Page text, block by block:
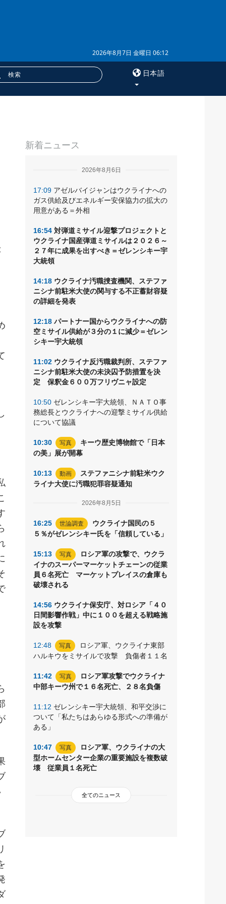
2026年8月7日 金曜日 06:12
日本語
購読
新着ニュース
2026年8月6日
17:09 アゼルバイジャンはウクライナへの
ガス供給及びエネルギー安保協力の拡大の
用意がある＝外相
16:54 対弾道ミサイル迎撃プロジェクトと
ウクライナ国産弾道ミサイルは２０２６～
２７年に成果を出すべき＝ゼレンシキー宇
大統領
14:18 ウクライナ汚職捜査機関、ステファ
ニシナ前駐米大使の関与する不正蓄財容疑
の詳細を発表
12:18 パートナー国からウクライナへの防
空ミサイル供給が３分の１に減少＝ゼレン
シキー宇大統領
11:02 ウクライナ反汚職裁判所、ステファ
ニシナ前駐米大使の未決囚予防措置を決
定 保釈金６００万フリヴニャ設定
10:50 ゼレンシキー宇大統領、ＮＡＴＯ事
務総長とウクライナへの迎撃ミサイル供給
について協議
10:30 写真
キーウ歴史博物館で「日本
の美」展が開幕
10:13 動画
ステファニシナ前駐米ウク
ライナ大使に汚職犯罪容疑通知
2026年8月5日
16:25 世論調査
ウクライナ国民の５
５％がゼレンシキー氏を「信頼している」
15:13 写真
ロシア軍の攻撃で、ウクラ
イナのスーパーマーケットチェーンの従業
員６名死亡 マーケットプレイスの倉庫も
破壊される
14:56 ウクライナ保安庁、対ロシア「４０
日間影響作戦」中に１００を超える戦略施
設を攻撃
12:48 写真
ロシア軍、ウクライナ東部
ハルキウをミサイルで攻撃 負傷者１１名
11:42 写真
ロシア軍攻撃でウクライナ
中部キーウ州で１６名死亡、２８名負傷
11:12 ゼレンシキー宇大統領、和平交渉に
ついて「私たちはあらゆる形式への準備が
ある」
10:47 写真
ロシア軍、ウクライナの大
型ホームセンター企業の重要施設を複数破
壊 従業員１名死亡
全てのニュース